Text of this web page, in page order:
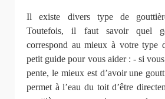
Il existe divers type de
Toutefois, il faut savoir quel
correspond au mieux à votre type
petit guide pour vous aider : - si
pente, le mieux est d’avoir une
permet à l’eau du toit d’être